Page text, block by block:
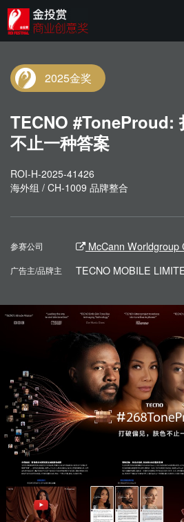
2025金奖
TECNO #ToneProud:
不⽌⼀种答案
ROI-H-2025-41426
海外组 / CH-1009 品牌整合
参赛公司 McCann Worldgroup
广告主/品牌主 TECNO MOBILE